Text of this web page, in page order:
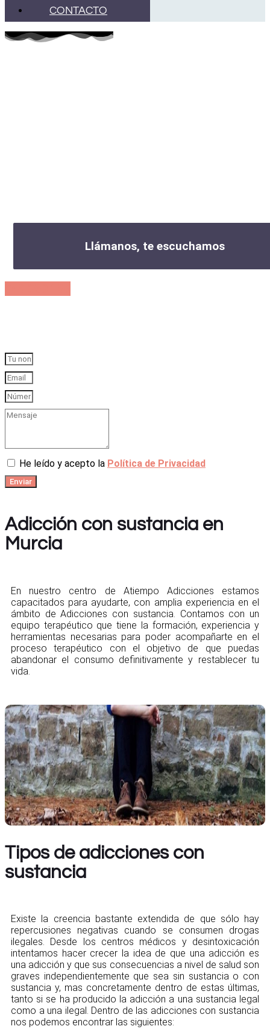
CONTACTO
Llámanos, te escuchamos
He leído y acepto la Política de Privacidad
Enviar
Adicción con sustancia en
Murcia
En nuestro centro de Atiempo Adicciones estamos
capacitados para ayudarte, con amplia experiencia en el
ámbito de Adicciones con sustancia. Contamos con un
equipo terapéutico que tiene la formación, experiencia y
herramientas necesarias para poder acompañarte en el
proceso terapéutico con el objetivo de que puedas
abandonar el consumo definitivamente y restablecer tu
vida.
Tipos de adicciones con
sustancia
Existe la creencia bastante extendida de que sólo hay
repercusiones negativas cuando se consumen drogas
ilegales. Desde los centros médicos y desintoxicación
intentamos hacer crecer la idea de que una adicción es
una adicción y que sus consecuencias a nivel de salud son
graves independientemente que sea sin sustancia o con
sustancia y, mas concretamente dentro de estas últimas,
tanto si se ha producido la adicción a una sustancia legal
como a una ilegal. Dentro de las adicciones con sustancia
nos podemos encontrar las siguientes: